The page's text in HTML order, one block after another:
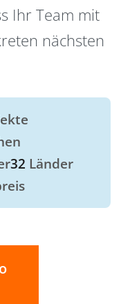
Ihr Team mit
nächsten
32 Länder